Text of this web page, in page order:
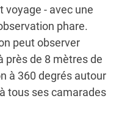
voyage - avec une
phare.
peut observer
près de 8 mètres de
à 360 degrés autour
tous ses camarades